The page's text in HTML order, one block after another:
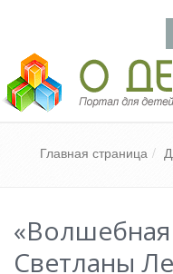
Педагогический портал
Главная страница
«Волшебная
Светланы